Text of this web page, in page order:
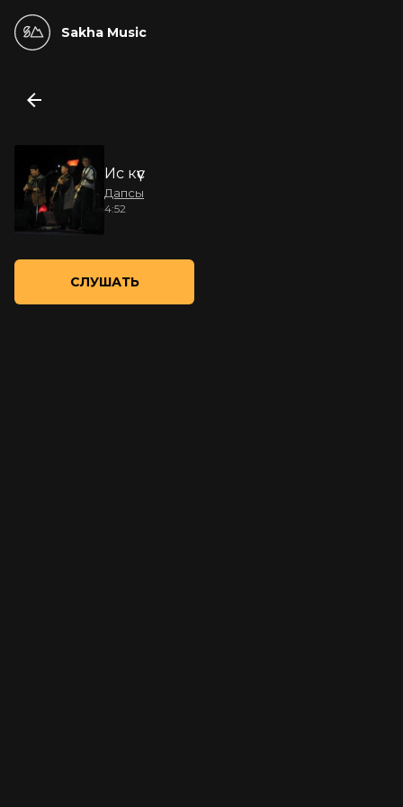
Sakha Music
Ис күүс
Дапсы
4:52
СЛУШАТЬ